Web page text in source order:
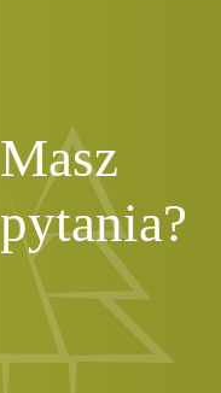
Masz
pytania?